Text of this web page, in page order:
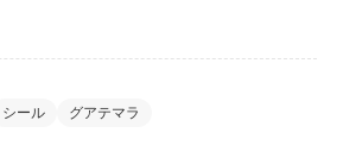
シール グアテマラ